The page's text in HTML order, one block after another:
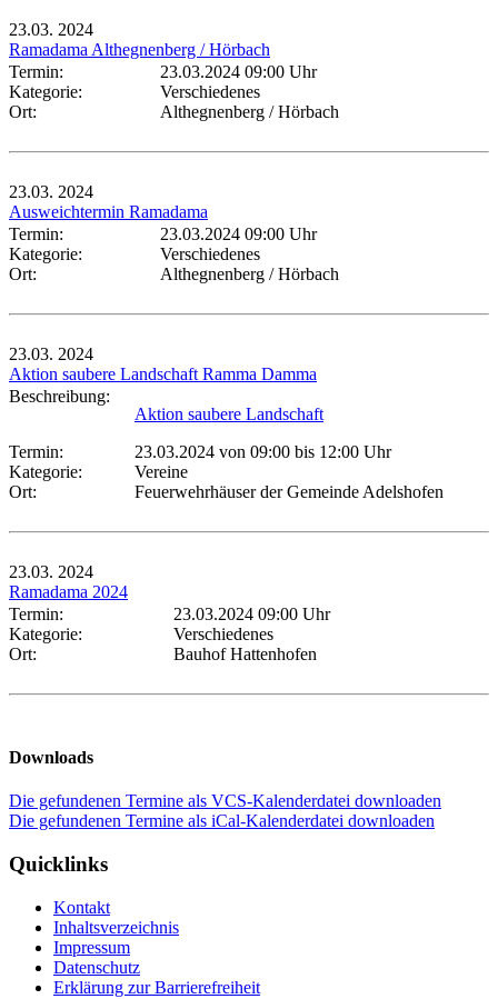
23.03. 2024
Ramadama Althegnenberg / Hörbach
Termin:
23.03.2024 09:00 Uhr
Kategorie:
Verschiedenes
Ort:
Althegnenberg / Hörbach
23.03. 2024
Ausweichtermin Ramadama
Termin:
23.03.2024 09:00 Uhr
Kategorie:
Verschiedenes
Ort:
Althegnenberg / Hörbach
23.03. 2024
Aktion saubere Landschaft Ramma Damma
Beschreibung:
Aktion saubere Landschaft
Termin:
23.03.2024 von 09:00 bis 12:00 Uhr
Kategorie:
Vereine
Ort:
Feuerwehrhäuser der Gemeinde Adelshofen
23.03. 2024
Ramadama 2024
Termin:
23.03.2024 09:00 Uhr
Kategorie:
Verschiedenes
Ort:
Bauhof Hattenhofen
Downloads
Die gefundenen Termine als VCS-Kalenderdatei downloaden
Die gefundenen Termine als iCal-Kalenderdatei downloaden
Quicklinks
Kontakt
Inhaltsverzeichnis
Impressum
Datenschutz
Erklärung zur Barrierefreiheit